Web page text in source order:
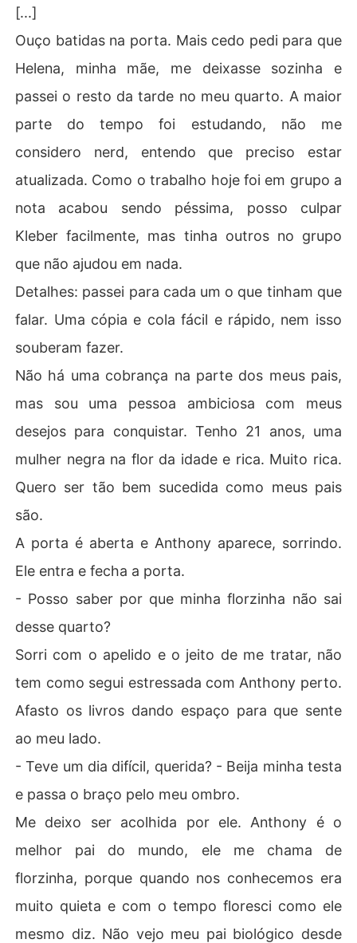
[...]
Ouço batidas na porta. Mais cedo pedi para que
Helena, minha mãe, me deixasse sozinha e
passei o resto da tarde no meu quarto. A maior
parte do tempo foi estudando, não me
considero nerd, entendo que preciso estar
atualizada. Como o trabalho hoje foi em grupo a
nota acabou sendo péssima, posso culpar
Kleber facilmente, mas tinha outros no grupo
que não ajudou em nada.
Detalhes: passei para cada um o que tinham que
falar. Uma cópia e cola fácil e rápido, nem isso
souberam fazer.
Não há uma cobrança na parte dos meus pais,
mas sou uma pessoa ambiciosa com meus
desejos para conquistar. Tenho 21 anos, uma
mulher negra na flor da idade e rica. Muito rica.
Quero ser tão bem sucedida como meus pais
são.
A porta é aberta e Anthony aparece, sorrindo.
Ele entra e fecha a porta.
- Posso saber por que minha florzinha não sai
desse quarto?
Sorri com o apelido e o jeito de me tratar, não
tem como segui estressada com Anthony perto.
Afasto os livros dando espaço para que sente
ao meu lado.
- Teve um dia difícil, querida? - Beija minha testa
e passa o braço pelo meu ombro.
Me deixo ser acolhida por ele. Anthony é o
melhor pai do mundo, ele me chama de
florzinha, porque quando nos conhecemos era
muito quieta e com o tempo floresci como ele
mesmo diz. Não vejo meu pai biológico desde